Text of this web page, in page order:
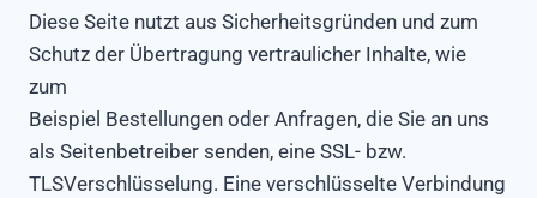
Diese Seite nutzt aus Sicherheitsgründen und zum
Schutz der Übertragung vertraulicher Inhalte, wie
zum
Beispiel Bestellungen oder Anfragen, die Sie an uns
als Seitenbetreiber senden, eine SSL- bzw.
TLSVerschlüsselung. Eine verschlüsselte Verbindung